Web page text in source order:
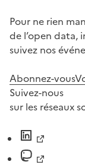
Pour ne rien
de l’open data,
suivez nos
Abonnez-vous
Suivez-nous
sur les réseaux